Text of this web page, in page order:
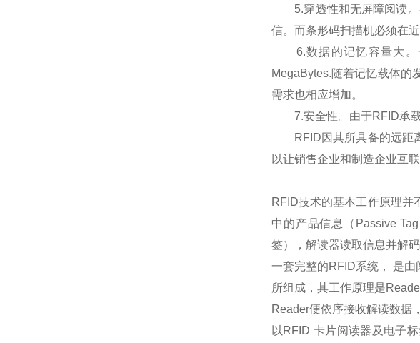
5.穿透性和无屏障阅读。
信。而条形码扫描机必须在
6.数据的记忆容量大。一
MegaBytes.随着记忆载体的
需求也相应增加。
7.安全性。由于RFID承载
RFID因其所具备的远距离
以让销售企业和制造企业互
RFID技术的基本工作原理并
中的产品信息（Passive
签），解读器读取信息并解
一套完整的RFID系统， 是
所组成，其工作原理是
Reader便依序接收解读数据
以RFID 卡片阅读器及电子